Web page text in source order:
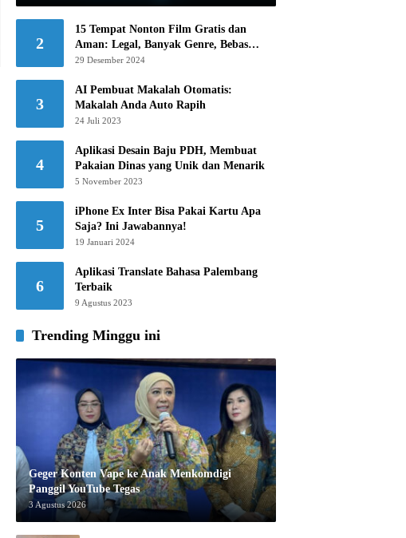
2
15 Tempat Nonton Film Gratis dan
Aman: Legal, Banyak Genre, Bebas
Khawatir!
29 Desember 2024
3
AI Pembuat Makalah Otomatis:
Makalah Anda Auto Rapih
24 Juli 2023
4
Aplikasi Desain Baju PDH, Membuat
Pakaian Dinas yang Unik dan Menarik
5 November 2023
5
iPhone Ex Inter Bisa Pakai Kartu Apa
Saja? Ini Jawabannya!
19 Januari 2024
6
Aplikasi Translate Bahasa Palembang
Terbaik
9 Agustus 2023
Trending Minggu ini
Geger Konten Vape ke Anak Menkomdigi
Panggil YouTube Tegas
3 Agustus 2026